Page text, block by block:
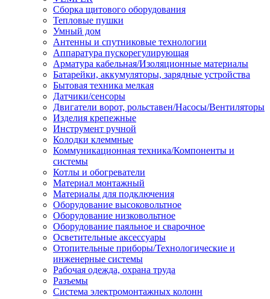
Сборка щитового оборудования
Тепловые пушки
Умный дом
Антенны и спутниковые технологии
Аппаратура пускорегулирующая
Арматура кабельная/Изоляционные материалы
Батарейки, аккумуляторы, зарядные устройства
Бытовая техника мелкая
Датчики/сенсоры
Двигатели ворот, рольставен/Насосы/Вентиляторы
Изделия крепежные
Инструмент ручной
Колодки клеммные
Коммуникационная техника/Компоненты и
системы
Котлы и обогреватели
Материал монтажный
Материалы для подключения
Оборудование высоковольтное
Оборудование низковольтное
Оборудование паяльное и сварочное
Осветительные аксессуары
Отопительные приборы/Технологические и
инженерные системы
Рабочая одежда, охрана труда
Разъемы
Система электромонтажных колонн